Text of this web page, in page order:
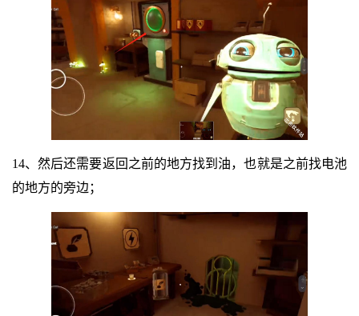
14、然后还需要返回之前的地方找到油，也就是之前找电池
的地方的旁边；